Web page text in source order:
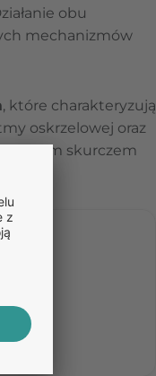
obu
mechanizmów
, które charakteryzują
oskrzelowej oraz
skurczem